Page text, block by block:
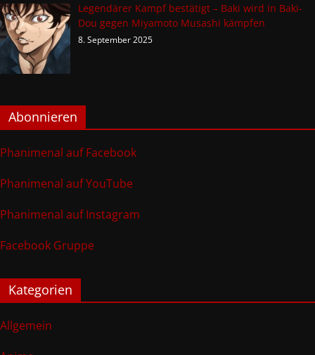
Legendärer Kampf bestätigt – Baki wird in Baki-
Dou gegen Miyamoto Musashi kämpfen
8. September 2025
Abonnieren
Phanimenal auf Facebook
Phanimenal auf YouTube
Phanimenal auf Instagram
Facebook Gruppe
Kategorien
Allgemein